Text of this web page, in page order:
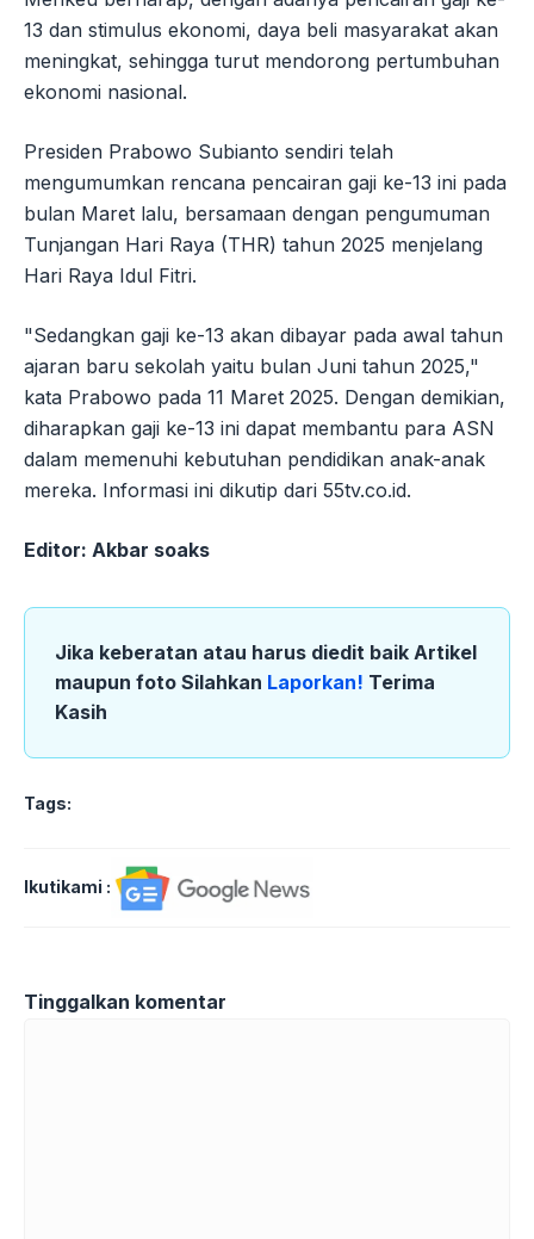
13 dan stimulus ekonomi, daya beli masyarakat akan
meningkat, sehingga turut mendorong pertumbuhan
ekonomi nasional.
Presiden Prabowo Subianto sendiri telah
mengumumkan rencana pencairan gaji ke-13 ini pada
bulan Maret lalu, bersamaan dengan pengumuman
Tunjangan Hari Raya (THR) tahun 2025 menjelang
Hari Raya Idul Fitri.
"Sedangkan gaji ke-13 akan dibayar pada awal tahun
ajaran baru sekolah yaitu bulan Juni tahun 2025,"
kata Prabowo pada 11 Maret 2025. Dengan demikian,
diharapkan gaji ke-13 ini dapat membantu para ASN
dalam memenuhi kebutuhan pendidikan anak-anak
mereka. Informasi ini dikutip dari 55tv.co.id.
Editor: Akbar soaks
Jika keberatan atau harus diedit baik Artikel
maupun foto Silahkan Laporkan! Terima
Kasih
Tags:
Ikutikami :
Tinggalkan komentar